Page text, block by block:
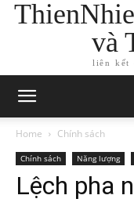
và
liên kết
Home Chính sách
Chính sách Năng lượng
Lệch pha